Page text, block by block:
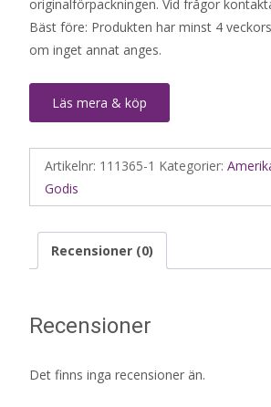
originalförpackningen. Vid frågor
Bäst före: Produkten har minst 4
om inget annat anges.
Läs mera & köp
Artikelnr: 111365-1 Kategorier:
Godis
Recensioner (0)
Recensioner
Det finns inga recensioner än.